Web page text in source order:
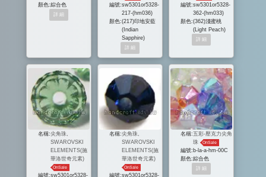
顏色:綜合色 編號:sw5301or5328-
217-(hm036)
顏色:(217)印地安藍
(Indian
Sapphire)
編號:sw5301or5328-
362-(hm033)
顏色:(362)淺蜜桃
(Light Peach)
名稱:尖角珠,
SWAROVSKI
ELEMENTS(施
華洛世奇元素)
OnSale
編號:sw5301or5328-
名稱:尖角珠,
SWAROVSKI
ELEMENTS(施
華洛世奇元素)
OnSale
編號:sw5301or5328-
名稱:五彩-壓克力尖角
珠
OnSale
編號: b-la-a-hm-00C
顏色:綜合色